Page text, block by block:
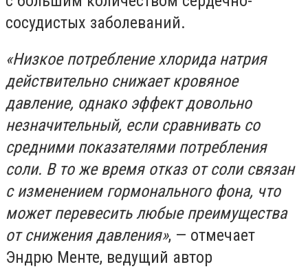
сосудистых заболеваний.
«Низкое потребление хлорида натрия
действительно снижает кровяное
давление, однако эффект довольно
незначительный, если сравнивать со
средними показателями потребления
соли. В то же время отказ от соли связан
с изменением гормонального фона, что
может перевесить любые преимущества
от снижения давления», — отмечает
Эндрю Менте, ведущий автор